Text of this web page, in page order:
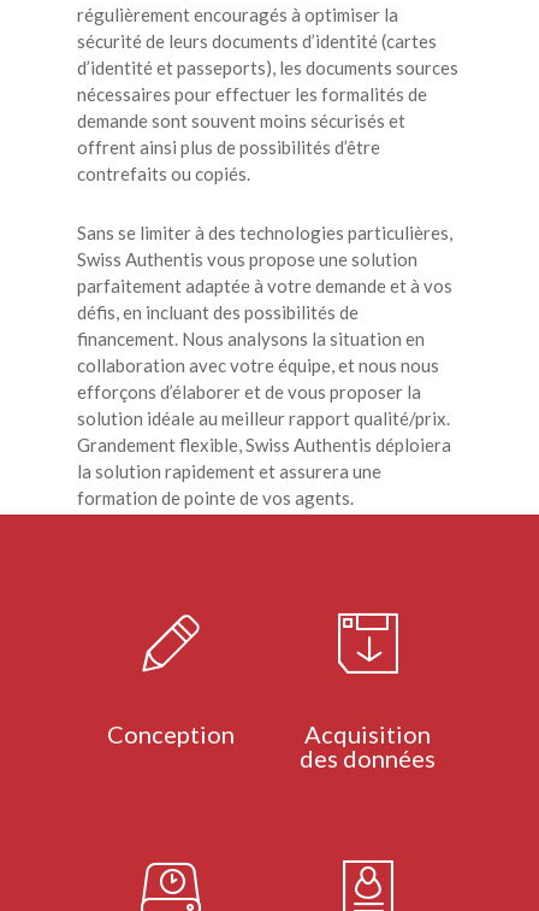
régulièrement encouragés à optimiser la
sécurité de leurs documents d’identité (cartes
d’identité et passeports), les documents sources
nécessaires pour effectuer les formalités de
demande sont souvent moins sécurisés et
offrent ainsi plus de possibilités d’être
contrefaits ou copiés.
Sans se limiter à des technologies particulières,
Swiss Authentis vous propose une solution
parfaitement adaptée à votre demande et à vos
défis, en incluant des possibilités de
financement. Nous analysons la situation en
collaboration avec votre équipe, et nous nous
efforçons d’élaborer et de vous proposer la
solution idéale au meilleur rapport qualité/prix.
Grandement flexible, Swiss Authentis déploiera
la solution rapidement et assurera une
formation de pointe de vos agents.
Conception
Acquisition
des données